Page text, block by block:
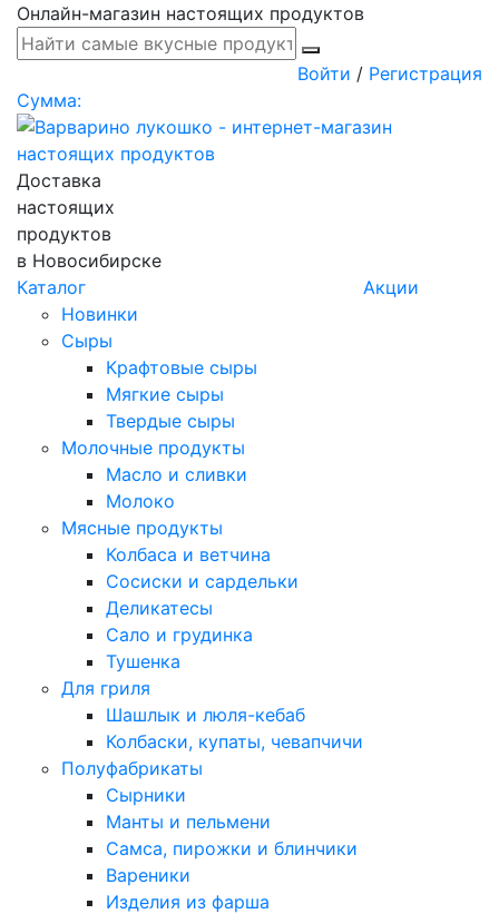
Онлайн-магазин настоящих продуктов
Войти / Регистрация
Сумма:
Доставка
настоящих
продуктов
в Новосибирске
Каталог
Новинки
Сыры
Крафтовые сыры
Мягкие сыры
Твердые сыры
Молочные продукты
Масло и сливки
Молоко
Мясные продукты
Колбаса и ветчина
Сосиски и сардельки
Деликатесы
Сало и грудинка
Тушенка
Для гриля
Шашлык и люля-кебаб
Колбаски, купаты, чевапчичи
Полуфабрикаты
Сырники
Манты и пельмени
Самса, пирожки и блинчики
Вареники
Изделия из фарша
Акции